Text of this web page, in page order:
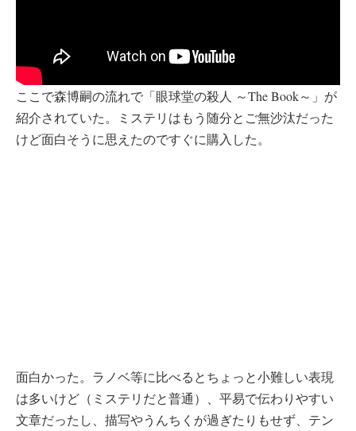
ここで森博嗣の流れで「眼球堂の殺人 ～The Book～」が
紹介されていた。ミステリはもう随分とご無沙汰だった
けど面白そうに思えたのですぐに購入した。
面白かった。ラノベ等に比べるとちょっと小難しい表現
は多いけど（ミステリだと普通）、平易で伝わりやすい
文章だったし、描写やうんちくが過ぎたりもせず、テン